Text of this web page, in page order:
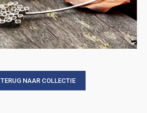
TERUG NAAR COLLECTIE